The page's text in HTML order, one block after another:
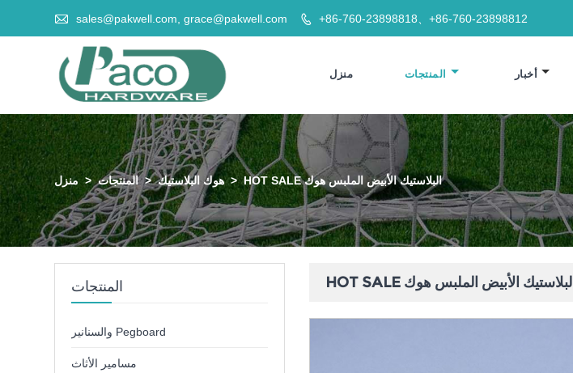
 sales@pakwell.com, grace@pakwell.com  +86-760-23898818、+86-760-23898812
منزل المنتجات أخبار
منزل > المنتجات > هوك البلاستيك > HOT SALE البلاستيك الأبيض الملبس هوك
HOT SALE البلاستيك الأبيض الملبس هوك المنتجات
والسنانير Pegboard
مسامير الأثاث